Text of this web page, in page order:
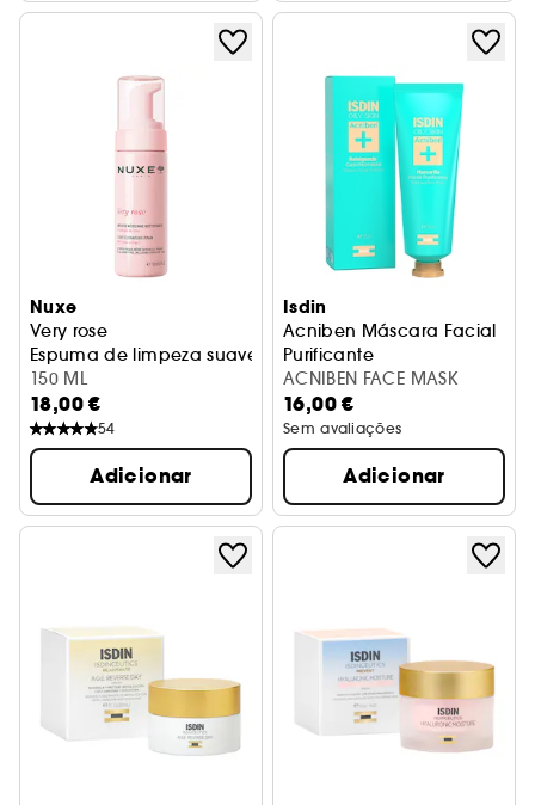
Nuxe
Very rose
Espuma de limpeza suave
150 ML
18,00 €
54
Adicionar
Isdin
Acniben Máscara Facial
Purificante
ACNIBEN FACE MASK
16,00 €
Sem avaliações
Adicionar